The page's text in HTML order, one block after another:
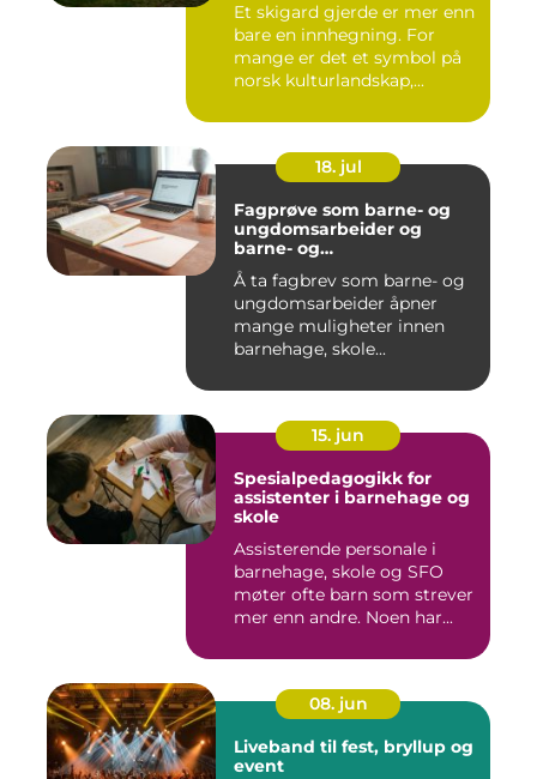
Et skigard gjerde er mer enn
bare en innhegning. For
mange er det et symbol på
norsk kulturlandskap,...
18. jul
Fagprøve som barne- og
ungdomsarbeider og
barne- og
ungdomsarbeiderfaget VG
Å ta fagbrev som barne- og
ungdomsarbeider åpner
mange muligheter innen
barnehage, skole...
15. jun
Spesialpedagogikk for
assistenter i barnehage og
skole
Assisterende personale i
barnehage, skole og SFO
møter ofte barn som strever
mer enn andre. Noen har...
08. jun
Liveband til fest, bryllup og
event